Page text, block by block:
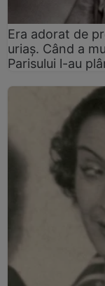
Era adorat de
uriaș. Când a
Parisului l-au